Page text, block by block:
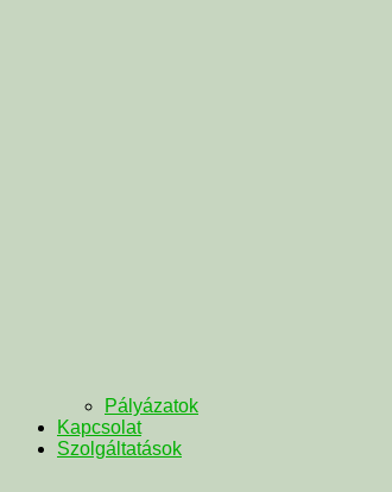
Pályázatok
Kapcsolat
Szolgáltatások